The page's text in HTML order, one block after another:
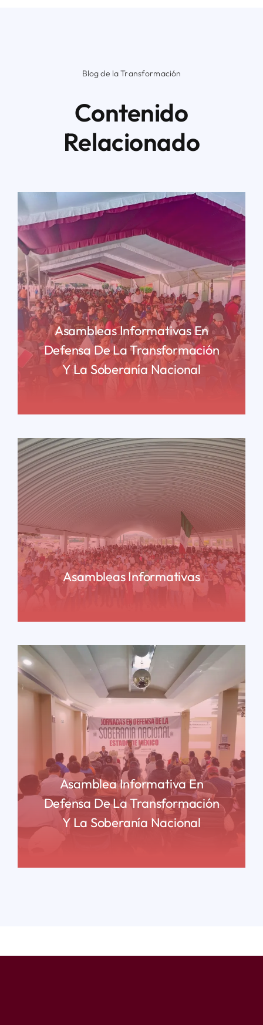
Blog de la Transformación
Contenido
Relacionado
Asambleas Informativas En
Defensa De La Transformación
Y La Soberanía Nacional
Asambleas Informativas
Asamblea Informativa En
Defensa De La Transformación
Y La Soberanía Nacional